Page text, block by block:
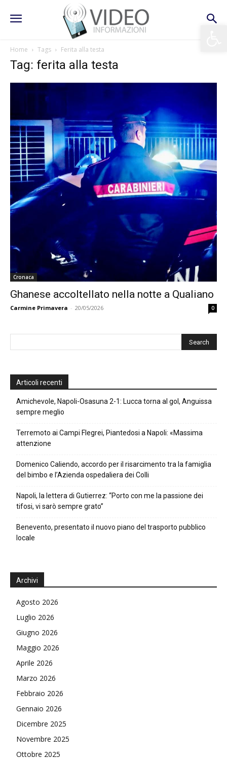
Home Tags Ferita alla testa
Tag: ferita alla testa
Cronaca
Ghanese accoltellato nella notte a Qualiano
Carmine Primavera - 20/05/2026 0
Articoli recenti
Amichevole, Napoli-Osasuna 2-1: Lucca torna al gol, Anguissa
sempre meglio
Terremoto ai Campi Flegrei, Piantedosi a Napoli: «Massima
attenzione
Domenico Caliendo, accordo per il risarcimento tra la famiglia
del bimbo e l’Azienda ospedaliera dei Colli
Napoli, la lettera di Gutierrez: “Porto con me la passione dei
tifosi, vi sarò sempre grato”
Benevento, presentato il nuovo piano del trasporto pubblico
locale
Archivi
Agosto 2026
Luglio 2026
Giugno 2026
Maggio 2026
Aprile 2026
Marzo 2026
Febbraio 2026
Gennaio 2026
Dicembre 2025
Novembre 2025
Ottobre 2025